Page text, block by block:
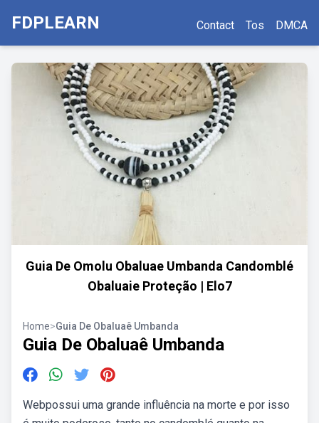
FDPLEARN Contact Tos DMCA
Guia De Omolu Obaluae Umbanda Candomblé
Obaluaie Proteção | Elo7
Home>Guia De Obaluaê Umbanda
Guia De Obaluaê Umbanda
Webpossui uma grande influência na morte e por isso